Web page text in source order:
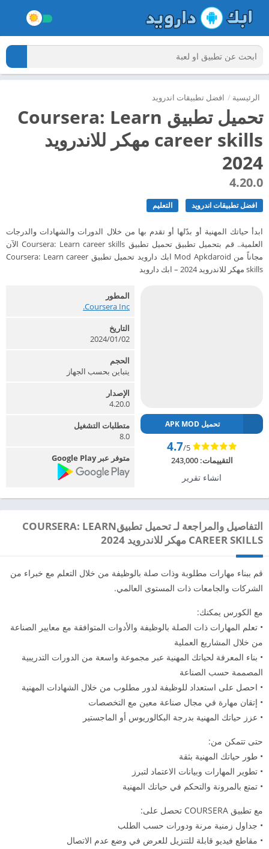
الرئيسية / افضل تطبيقات اندرويد
تحميل تطبيق Coursera: Learn
career skills مهكر للاندرويد
2024
4.20.0
افضل تطبيقات اندرويد التعليم
ابدأ حياتك المهنية أو بدّلها أو تقدم بها من خلال الدورات والشهادات والدرجات
العلمية.. قم بتحميل تطبيق تحميل تطبيق Coursera: Learn career skills الآن
مجاناً من Mod Apkdaroid ابك دارويد تحميل تطبيق Coursera: Learn career
skills مهكر للاندرويد 2024 – ابك دارويد
تحميل APK MOD
4.7/5
التقييمات:243,000
انشاء تقرير
المطور
Coursera Inc.‏
التاريخ
2024/01/02
الحجم
يتباين بحسب الجهاز
الإصدار
4.20.0
متطلبات التشغيل
8.0
متوفر عبر Google Play
التفاصيل والمراجعة لـ تحميل تطبيقCOURSERA: LEARN
CAREER SKILLS مهكر للاندرويد 2024
قم ببناء مهارات مطلوبة وذات صلة بالوظيفة من خلال التعلم مع خبراء من
الشركات والجامعات ذات المستوى العالمي.
مع الكورس يمكنك:
• تعلم المهارات ذات الصلة بالوظيفة والأدوات المتوافقة مع معايير الصناعة
من خلال المشاريع العملية
• بناء المعرفة لحياتك المهنية عبر مجموعة واسعة من الدورات التدريبية
المصممة حسب الصناعة
• احصل على استعداد للوظيفة لدور مطلوب من خلال الشهادات المهنية
• إتقان مهارة في مجال صناعة معين مع التخصصات
• عزز حياتك المهنية بدرجة البكالوريوس أو الماجستير
حتى تتمكن من:
• طور حياتك المهنية بثقة
• تطوير المهارات وبيانات الاعتماد لتبرز
• تمتع بالمرونة والتحكم في حياتك المهنية
مع تطبيق COURSERA تحصل على:
• جداول زمنية مرنة ودورات حسب الطلب
• مقاطع فيديو قابلة للتنزيل للعرض في وضع عدم الاتصال